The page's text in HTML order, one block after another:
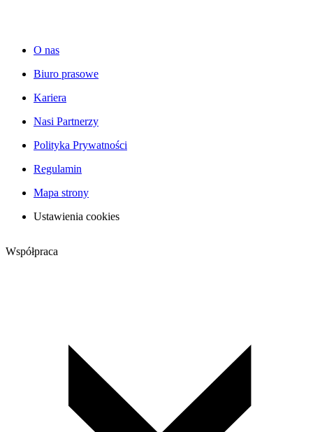
O nas
Biuro prasowe
Kariera
Nasi Partnerzy
Polityka Prywatności
Regulamin
Mapa strony
Ustawienia cookies
Współpraca